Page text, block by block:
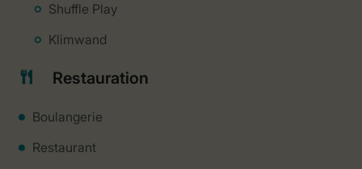
Shuffle Play
Klimwand
Restauration
Boulangerie
Restaurant